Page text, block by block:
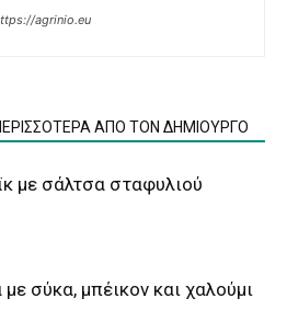
agrinio.eu
ΑΠΟ ΤΟΝ ΔΗΜΙΟΥΡΓΟ
με σάλτσα σταφυλιού
σύκα, μπέικον και χαλούμι